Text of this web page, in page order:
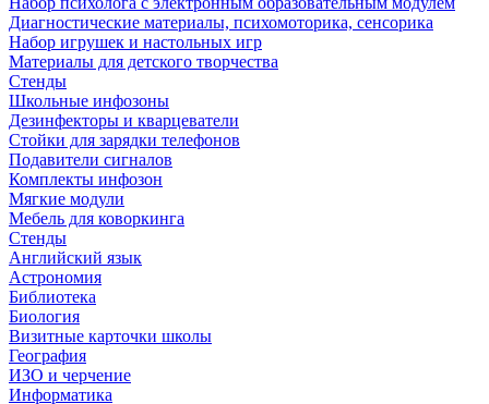
Диагностические материалы, психомоторика, сенсорика
Набор игрушек и настольных игр
Материалы для детского творчества
Стенды
Школьные инфозоны
Дезинфекторы и кварцеватели
Стойки для зарядки телефонов
Подавители сигналов
Комплекты инфозон
Мягкие модули
Мебель для коворкинга
Стенды
Английский язык
Астрономия
Библиотека
Биология
Визитные карточки школы
География
ИЗО и черчение
Информатика